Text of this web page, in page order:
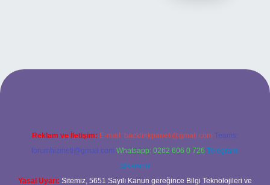
adresi
Reklam ve İletişim: E-mail: backlinkpaneli@gmail.com Teams:
forumhizmeti@gmail.com Whatsapp: 0262 606 0 726 Telegram:
@karabul
Yasal Uyarı: Sitemiz, 5651 Sayılı Kanun gereğince Bilgi Teknolojileri ve